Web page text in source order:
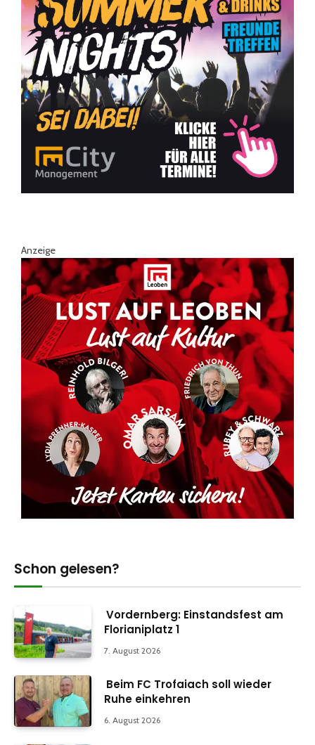
Anzeige
Schon gelesen?
Vordernberg: Einstandsfest am
Florianiplatz 1
7. August 2026
Beim FC Trofaiach soll wieder
Ruhe einkehren
6. August 2026